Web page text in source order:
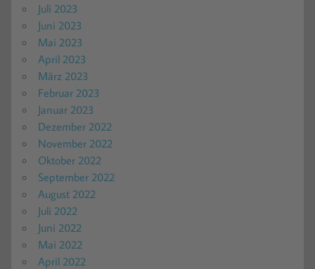
Juli 2023
Juni 2023
Mai 2023
April 2023
März 2023
Februar 2023
Januar 2023
Dezember 2022
November 2022
Oktober 2022
September 2022
August 2022
Juli 2022
Juni 2022
Mai 2022
April 2022